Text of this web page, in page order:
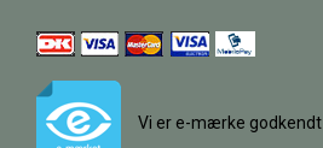
Vi er e-mærke godkendt